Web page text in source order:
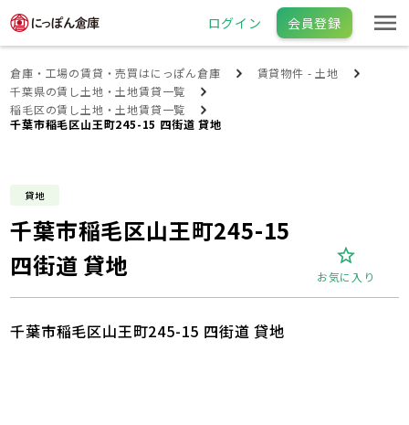
ログイン 会員登録
倉庫・工場の賃貸・売買はにっぽん倉庫
賃貸物件 - 土地
千葉県の賃し土地・土地賃貸一覧
稲毛区の賃し土地・土地賃貸一覧
千葉市稲毛区山王町245-15 四街道 貸地
貸地
千葉市稲毛区山王町245-15
四街道 貸地
お気に入り
千葉市稲毛区山王町245-15 四街道 貸地